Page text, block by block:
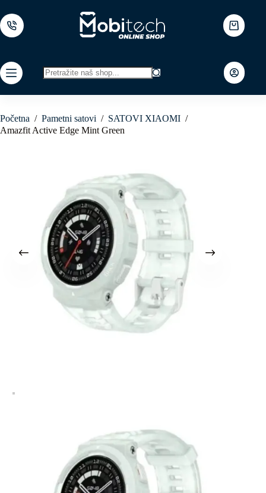
to
content
Shopping
cart
results
Početna / Pametni satovi / SATOVI XIAOMI /
Amazfit Active Edge Mint Green